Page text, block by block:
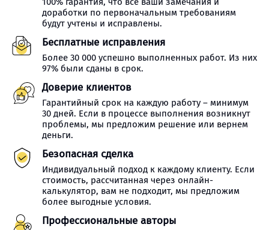
доработки по первоначальным требованиям
будут учтены и исправлены.
Бесплатные исправления
Более 30 000 успешно выполненных работ. Из них
97% были сданы в срок.
Доверие клиентов
Гарантийный срок на каждую работу – минимум
30 дней. Если в процессе выполнения возникнут
проблемы, мы предложим решение или вернем
деньги.
Безопасная сделка
Индивидуальный подход к каждому клиенту. Если
стоимость, рассчитанная через онлайн-
калькулятор, вам не подходит, мы предложим
более выгодные условия.
Профессиональные авторы